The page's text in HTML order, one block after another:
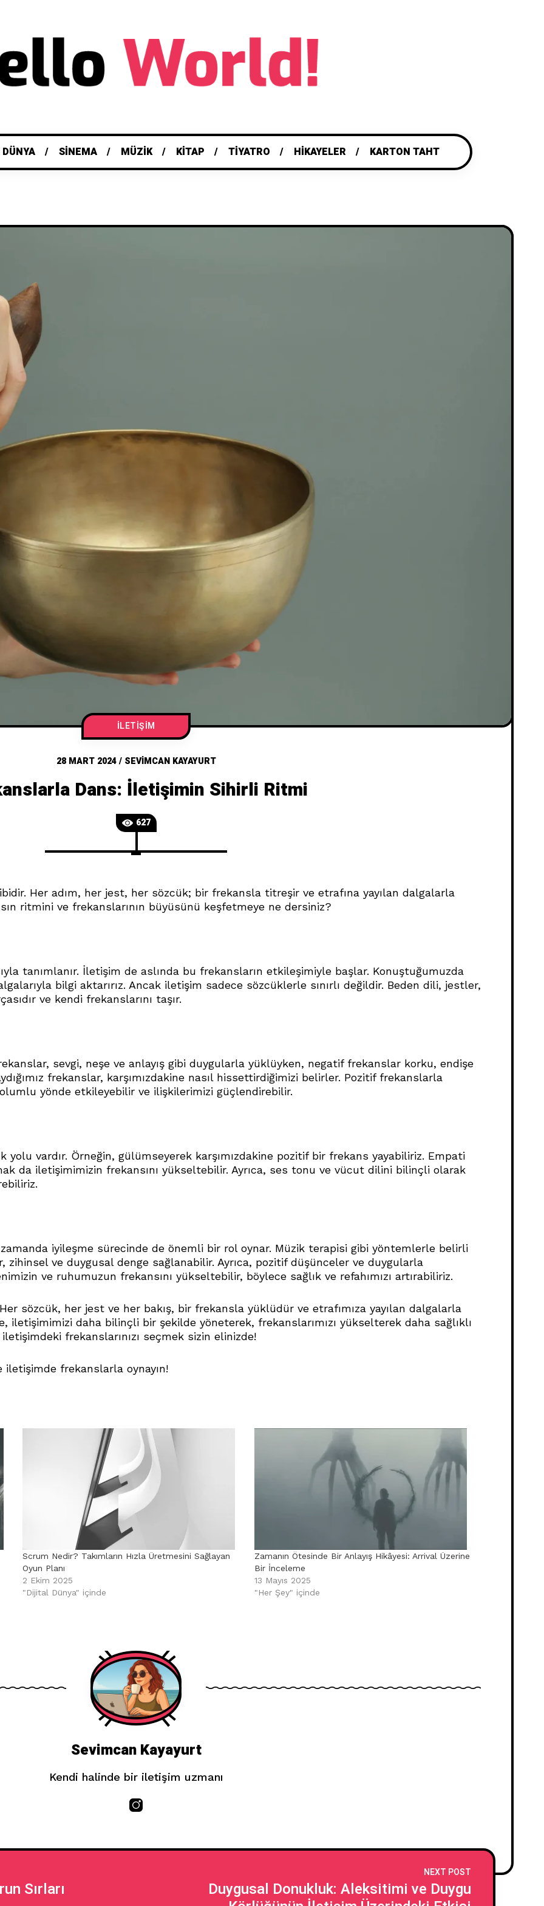
SINEMA MÜZIK KITAP TIYATRO HIKAYELER KARTON TAHT
İLETIŞIM
28 MART 2024/ SEVIMCAN KAYAYURT
Dans: İletişimin Sihirli Ritmi
627
Her adım, her jest, her sözcük; bir frekansla titreşir ve etrafına yayılan dalgalarla
ritmini ve frekanslarının büyüsünü keşfetmeye ne dersiniz?
tanımlanır. İletişim de aslında bu frekansların etkileşimiyle başlar. Konuştuğumuzda
bilgi aktarırız. Ancak iletişim sadece sözcüklerle sınırlı değildir. Beden dili, jestler,
ve kendi frekanslarını taşır.
sevgi, neşe ve anlayış gibi duygularla yüklüyken, negatif frekanslar korku, endişe
frekanslar, karşımızdakine nasıl hissettirdiğimizi belirler. Pozitif frekanslarla
yönde etkileyebilir ve ilişkilerimizi güçlendirebilir.
vardır. Örneğin, gülümseyerek karşımızdakine pozitif bir frekans yayabiliriz. Empati
da iletişimimizin frekansını yükseltebilir. Ayrıca, ses tonu ve vücut dilini bilinçli olarak
iyileşme sürecinde de önemli bir rol oynar. Müzik terapisi gibi yöntemlerle belirli
ve duygusal denge sağlanabilir. Ayrıca, pozitif düşünceler ve duygularla
ve ruhumuzun frekansını yükseltebilir, böylece sağlık ve refahımızı artırabiliriz.
sözcük, her jest ve her bakış, bir frekansla yüklüdür ve etrafımıza yayılan dalgalarla
iletişimimizi daha bilinçli bir şekilde yöneterek, frekanslarımızı yükselterek daha sağlıklı
frekanslarınızı seçmek sizin elinizde!
iletişimde frekanslarla oynayın!
Scrum Nedir? Takımların Hızla Üretmesini Sağlayan
Oyun Planı
2 Ekim 2025
"Dijital Dünya" içinde
Zamanın Ötesinde Bir Anlayış Hikâyesi: Arrival Üzerine
Bir İnceleme
13 Mayıs 2025
"Her Şey" içinde
Sevimcan Kayayurt
Kendi halinde bir iletişim uzmanı
Sırları
NEXT POST
Duygusal Donukluk: Aleksitimi ve Duygu